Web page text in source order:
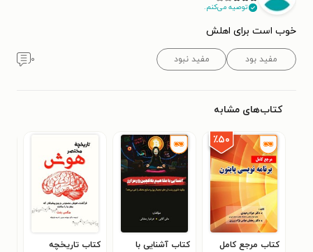
توصیه می‌کنم.
خوب است برای اهلش
مفید بود مفید نبود ۰
کتاب‌های مشابه
٪۵۰
کتاب مرجع کامل
کتاب آشنایی با
کتاب تاریخچه